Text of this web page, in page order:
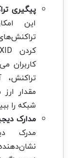
پیگیری
این
کاربران
تراکنش،
مقدار
شبکه را
مدارک
مدرک